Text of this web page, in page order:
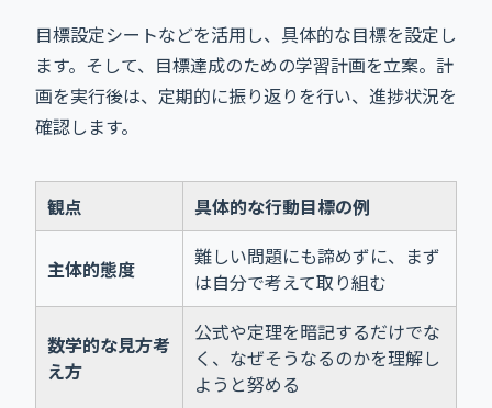
目標設定シートなどを活用し、具体的な目標を設定し
ます。そして、目標達成のための学習計画を立案。計
画を実行後は、定期的に振り返りを行い、進捗状況を
確認します。
観点 具体的な行動目標の例
主体的態度
難しい問題にも諦めずに、まず
は自分で考えて取り組む
数学的な見方考
え方
公式や定理を暗記するだけでな
く、なぜそうなるのかを理解し
ようと努める